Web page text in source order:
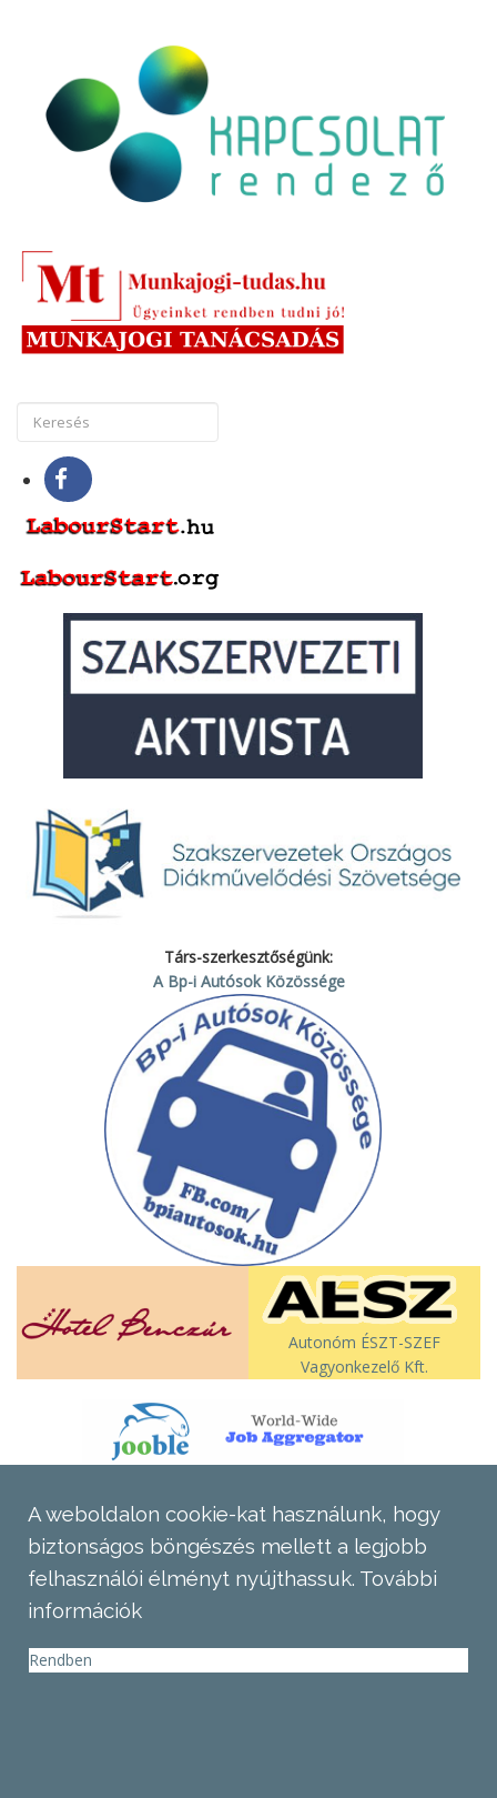
Társ-szerkesztőségünk:
A Bp-i Autósok Közössége
Autonóm ÉSZT-SZEF
Vagyonkezelő Kft.
A weboldalon cookie-kat használunk, hogy
biztonságos böngészés mellett a legjobb
felhasználói élményt nyújthassuk. További
információk
Rendben